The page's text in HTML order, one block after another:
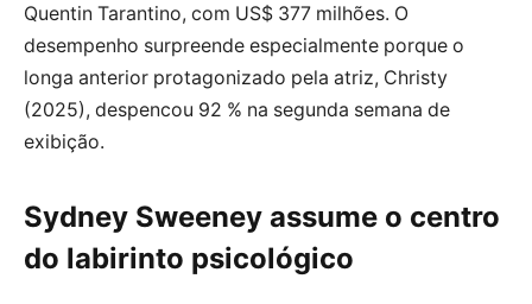
Quentin Tarantino, com US$ 377 milhões. O
desempenho surpreende especialmente porque o
longa anterior protagonizado pela atriz, Christy
(2025), despencou 92 % na segunda semana de
exibição.
Sydney Sweeney assume o centro
do labirinto psicológico